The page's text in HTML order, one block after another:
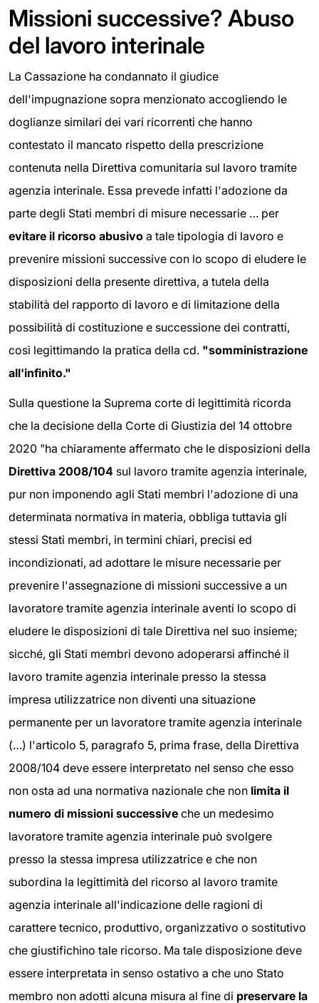
Missioni successive? Abuso
del lavoro interinale
La Cassazione ha condannato il giudice
dell'impugnazione sopra menzionato accogliendo le
doglianze similari dei vari ricorrenti che hanno
contestato il mancato rispetto della prescrizione
contenuta nella Direttiva comunitaria sul lavoro tramite
agenzia interinale. Essa prevede infatti l'adozione da
parte degli Stati membri di misure necessarie … per
evitare il ricorso abusivo a tale tipologia di lavoro e
prevenire missioni successive con lo scopo di eludere le
disposizioni della presente direttiva, a tutela della
stabilità del rapporto di lavoro e di limitazione della
possibilità di costituzione e successione dei contratti,
così legittimando la pratica della cd. "somministrazione
all'infinito."
Sulla questione la Suprema corte di legittimità ricorda
che la decisione della Corte di Giustizia del 14 ottobre
2020 "ha chiaramente affermato che le disposizioni della
Direttiva 2008/104 sul lavoro tramite agenzia interinale,
pur non imponendo agli Stati membri l'adozione di una
determinata normativa in materia, obbliga tuttavia gli
stessi Stati membri, in termini chiari, precisi ed
incondizionati, ad adottare le misure necessarie per
prevenire l'assegnazione di missioni successive a un
lavoratore tramite agenzia interinale aventi lo scopo di
eludere le disposizioni di tale Direttiva nel suo insieme;
sicché, gli Stati membri devono adoperarsi affinché il
lavoro tramite agenzia interinale presso la stessa
impresa utilizzatrice non diventi una situazione
permanente per un lavoratore tramite agenzia interinale
(…) l'articolo 5, paragrafo 5, prima frase, della Direttiva
2008/104 deve essere interpretato nel senso che esso
non osta ad una normativa nazionale che non limita il
numero di missioni successive che un medesimo
lavoratore tramite agenzia interinale può svolgere
presso la stessa impresa utilizzatrice e che non
subordina la legittimità del ricorso al lavoro tramite
agenzia interinale all'indicazione delle ragioni di
carattere tecnico, produttivo, organizzativo o sostitutivo
che giustifichino tale ricorso. Ma tale disposizione deve
essere interpretata in senso ostativo a che uno Stato
membro non adotti alcuna misura al fine di preservare la